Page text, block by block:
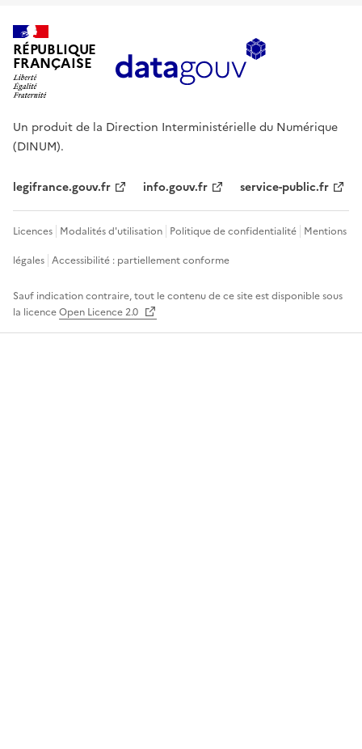
RÉPUBLIQUE
FRANÇAISE
Un produit de la Direction Interministérielle du Numérique
(DINUM).
legifrance.gouv.fr info.gouv.fr service-public.fr
Licences Modalités d'utilisation Politique de confidentialité Mentions
légales Accessibilité : partiellement conforme
Sauf indication contraire, tout le contenu de ce site est disponible sous
la licenceOpen Licence 2.0